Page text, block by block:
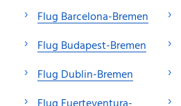
Flug Barcelona-Bremen
Flug Budapest-Bremen
Flug Dublin-Bremen